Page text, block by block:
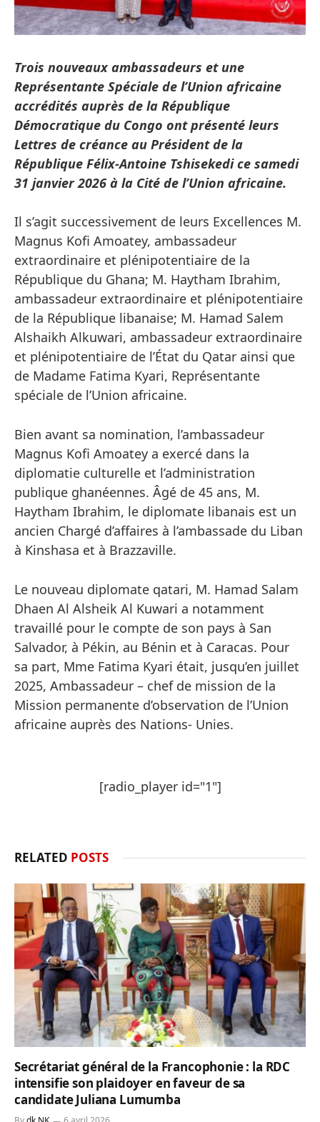
Trois nouveaux ambassadeurs et une
Représentante Spéciale de l’Union africaine
accrédités auprès de la République
Démocratique du Congo ont présenté leurs
Lettres de créance au Président de la
République Félix-Antoine Tshisekedi ce samedi
31 janvier 2026 à la Cité de l’Union africaine.
Il s’agit successivement de leurs Excellences M.
Magnus Kofi Amoatey, ambassadeur
extraordinaire et plénipotentiaire de la
République du Ghana; M. Haytham Ibrahim,
ambassadeur extraordinaire et plénipotentiaire
de la République libanaise; M. Hamad Salem
Alshaikh Alkuwari, ambassadeur extraordinaire
et plénipotentiaire de l’État du Qatar ainsi que
de Madame Fatima Kyari, Représentante
spéciale de l’Union africaine.
Bien avant sa nomination, l’ambassadeur
Magnus Kofi Amoatey a exercé dans la
diplomatie culturelle et l’administration
publique ghanéennes. Âgé de 45 ans, M.
Haytham Ibrahim, le diplomate libanais est un
ancien Chargé d’affaires à l’ambassade du Liban
à Kinshasa et à Brazzaville.
Le nouveau diplomate qatari, M. Hamad Salam
Dhaen Al Alsheik Al Kuwari a notamment
travaillé pour le compte de son pays à San
Salvador, à Pékin, au Bénin et à Caracas. Pour
sa part, Mme Fatima Kyari était, jusqu’en juillet
2025, Ambassadeur – chef de mission de la
Mission permanente d’observation de l’Union
africaine auprès des Nations- Unies.
[radio_player id="1"]
RELATED POSTS
Secrétariat général de la Francophonie : la RDC
intensifie son plaidoyer en faveur de sa
candidate Juliana Lumumba